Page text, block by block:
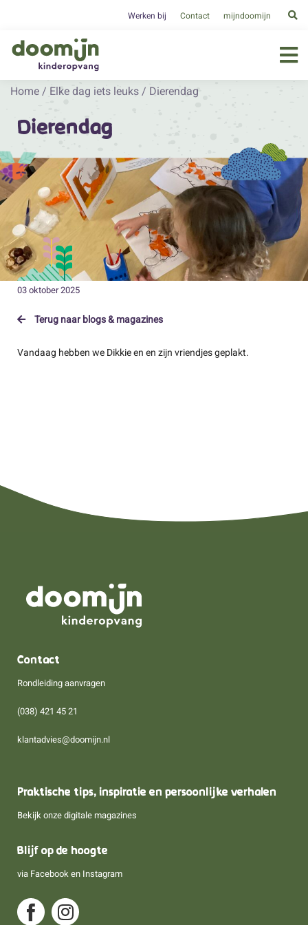
Werken bij Contact mijndoomijn
Home / Elke dag iets leuks / Dierendag
Dierendag
03 oktober 2025
Terug naar blogs & magazines
Vandaag hebben we Dikkie en en zijn vriendjes geplakt.
Contact
Rondleiding aanvragen
(038) 421 45 21
klantadvies@doomijn.nl
Praktische tips, inspiratie en persoonlijke verhalen
Bekijk onze digitale magazines
Blijf op de hoogte
via Facebook en Instagram